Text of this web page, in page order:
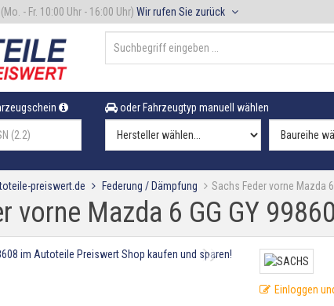
(Mo. - Fr. 10:00 Uhr - 16:00 Uhr) Wir rufen Sie zurück
oder Fahrzeugtyp manuell wählen
preiswert.de Federung / Dämpfung Sachs Feder vorne Mazda 6
vorne Mazda 6 GG GY
Einloggen